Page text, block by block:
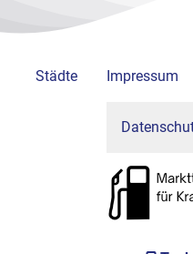
Städte Impressum